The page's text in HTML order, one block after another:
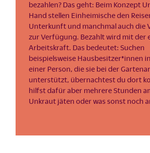
bezahlen? Das geht: Beim Konzept
Hand stellen Einheimische den
Unterkunft und manchmal auch die
zur Verfügung. Bezahlt wird mit der
Arbeitskraft. Das bedeutet: Suchen
beispielsweise Hausbesitzer*innen
einer Person, die sie bei der
unterstützt, übernachtest du dort
hilfst dafür aber mehrere Stunden
Unkraut jäten oder was sonst noch